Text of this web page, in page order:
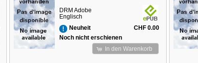
DRM Adobe
Englisch
Neuheit
CHF 0.00
Noch nicht erschienen
In den Warenkorb